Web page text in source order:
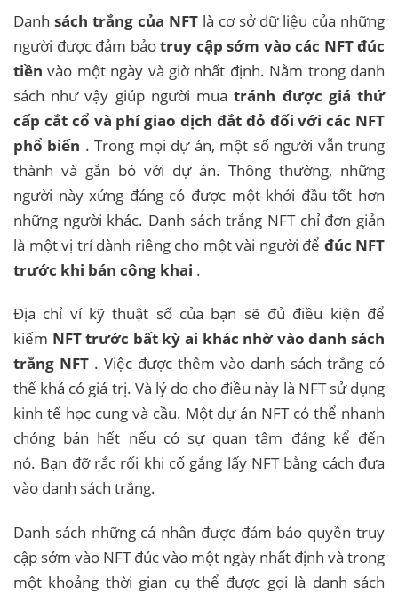
Danh sách trắng của NFT là cơ sở dữ liệu của những
người được đảm bảotruy cập sớm vào các NFT đúc
tiền vào một ngày và giờ nhất định. Nằm trong danh
sách như vậy giúp người muatránh được giá thứ
cấp cắt cổ và phí giao dịch đắt đỏ đối với các NFT
phổ biến . Trong mọi dự án, một số người vẫn trung
thành và gắn bó với dự án. Thông thường, những
người này xứng đáng có được một khởi đầu tốt hơn
những người khác. Danh sách trắng NFT chỉ đơn giản
là một vị trí dành riêng cho một vài người để đúc NFT
trước khi bán công khai .
Địa chỉ ví kỹ thuật số của bạn sẽ đủ điều kiện để
kiếm NFT trước bất kỳ ai khác nhờ vào danh sách
trắng NFT . Việc được thêm vào danh sách trắng có
thể khá có giá trị. Và lý do cho điều này là NFT sử dụng
kinh tế học cung và cầu. Một dự án NFT có thể nhanh
chóng bán hết nếu có sự quan tâm đáng kể đến
nó. Bạn đỡ rắc rối khi cố gắng lấy NFT bằng cách đưa
vào danh sách trắng.
Danh sách những cá nhân được đảm bảo quyền truy
cập sớm vào NFT đúc vào một ngày nhất định và trong
một khoảng thời gian cụ thể được gọi là danh sách